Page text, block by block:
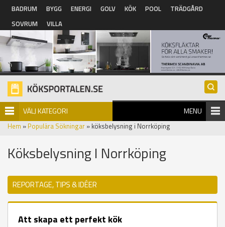
Hoppa till huvudinnehåll
BADRUM BYGG ENERGI GOLV KÖK POOL
TRÄDGÅRD
SOVRUM
VILLA
VÄLJ KATEGORI MENU
Hem » Populära Sökningar » köksbelysning i Norrköping
Köksbelysning I Norrköping
REPORTAGE, TIPS & IDÉER
Att skapa ett perfekt kök